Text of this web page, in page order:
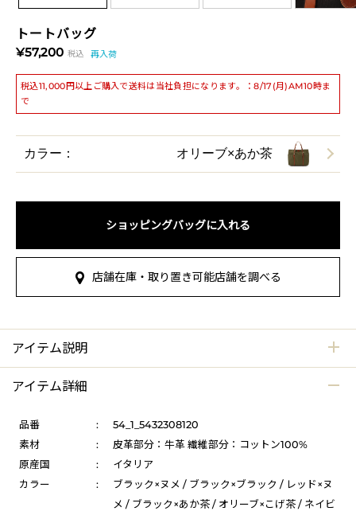
トートバッグ
¥57,200 税込 再入荷
税込11,000円以上ご購入で送料は当社負担になります。：8/17(月)AM10時ま
で
カラー： オリーブ×あか茶
ショッピングバッグに入れる
店舗在庫・取り置き可能店舗を調べる
アイテム説明
アイテム詳細
品番 :
54_1_5432308120
素材
:
皮革部分：牛革 繊維部分：コットン100%
原産国
:
イタリア
カラー
:
ブラック×ヌメ / ブラック×ブラック / レッド×ヌ
メ / ブラック×あか茶 / オリーブ×こげ茶 / ネイビ